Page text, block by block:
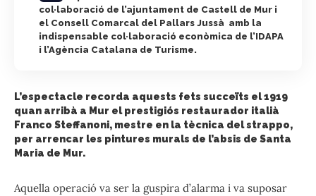
col·laboració de l’ajuntament de Castell de Mur i
el Consell Comarcal del Pallars Jussà amb la
indispensable col·laboració econòmica de l’IDAPA
i l’Agència Catalana de Turisme.
L’espectacle recorda aquests fets succeïts el 1919
quan arribà a Mur el prestigiós restaurador italià
Franco Steffanoni, mestre en la tècnica del strappo,
per arrencar les pintures murals de l’absis de Santa
Maria de Mur.
Aquella operació va ser la guspira d’alarma i va suposar